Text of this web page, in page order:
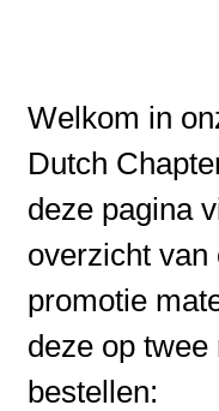
Welkom in
Dutch
deze pagina
overzicht
promotie
deze op twee
bestellen: